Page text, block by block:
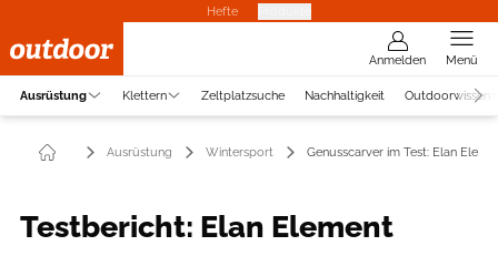
Hefte
Anmelden Menü
Ausrüstung Klettern Zeltplatzsuche Nachhaltigkeit Outdoorwissen
Ausrüstung Wintersport Genusscarver im Test: Elan
Testbericht: Elan Element